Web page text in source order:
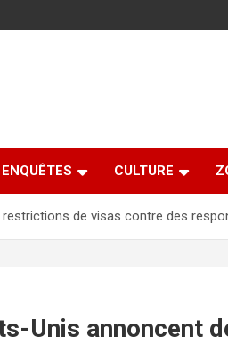
ENQUÊTES CULTURE
de visas contre des
Unis annoncent